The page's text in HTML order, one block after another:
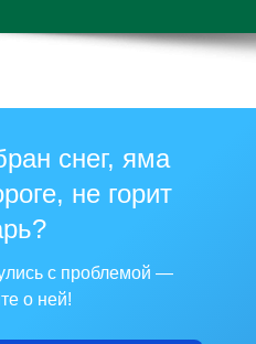
снег, яма
не горит
с проблемой —
о ней!